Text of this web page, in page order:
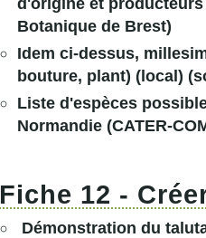
Botanique de Brest)
Idem ci-dessus,
bouture, plant) (local)
Liste d'espèces
Normandie (CATER-
Fiche 12 -
Démonstration du